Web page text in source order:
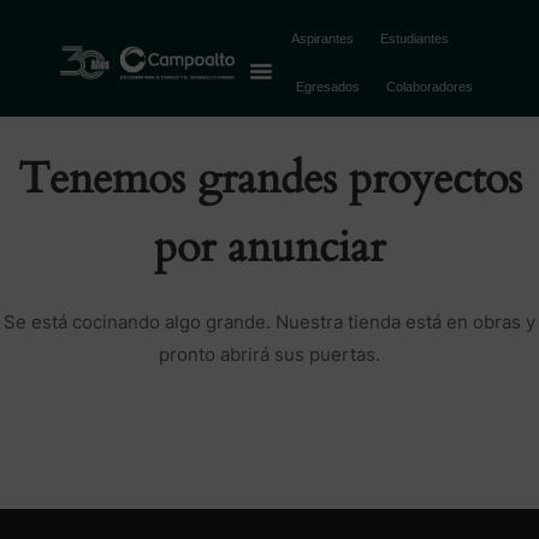
Aspirantes Estudiantes
Egresados Colaboradores
Tenemos grandes proyectos
por anunciar
Se está cocinando algo grande. Nuestra tienda está en obras y
pronto abrirá sus puertas.